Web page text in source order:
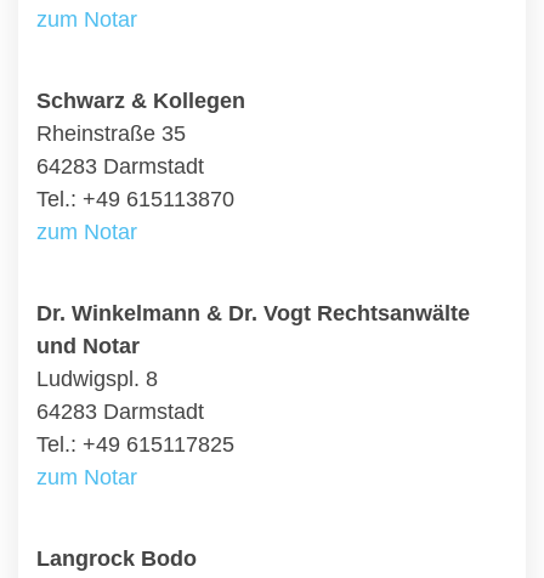
zum Notar
Schwarz & Kollegen
Rheinstraße 35
64283 Darmstadt
Tel.: +49 615113870
zum Notar
Dr. Winkelmann & Dr. Vogt Rechtsanwälte
und Notar
Ludwigspl. 8
64283 Darmstadt
Tel.: +49 615117825
zum Notar
Langrock Bodo